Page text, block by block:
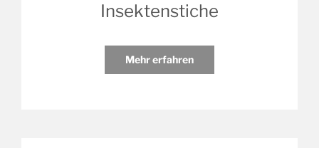
Insektenstiche
Mehr erfahren